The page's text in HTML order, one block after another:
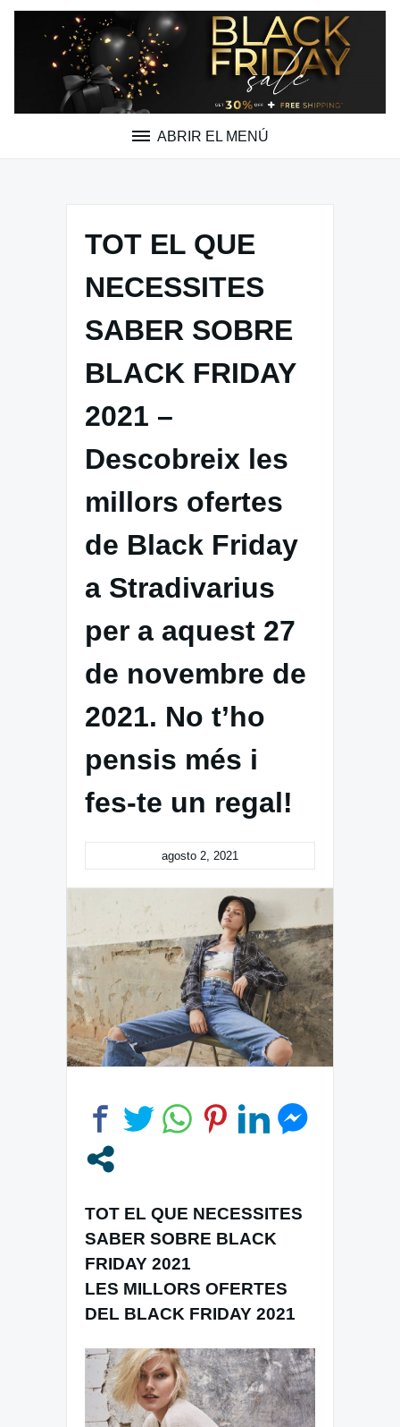
Saltar
ABRIR EL MENÚ
TOT EL QUE
NECESSITES
SABER SOBRE
BLACK FRIDAY
2021 –
Descobreix les
millors ofertes
de Black Friday
a Stradivarius
per a aquest 27
de novembre de
2021. No t’ho
pensis més i
fes-te un regal!
agosto 2, 2021
TOT EL QUE NECESSITES
SABER SOBRE BLACK
FRIDAY 2021
LES MILLORS OFERTES
DEL BLACK FRIDAY 2021